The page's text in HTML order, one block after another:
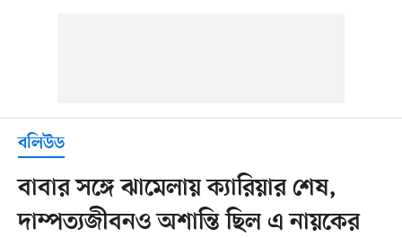
বলিউড
বাবার সঙ্গে ঝামেলায় ক্যারিয়ার শেষ,
দাম্পত্যজীবনও অশান্তি ছিল এ নায়কের